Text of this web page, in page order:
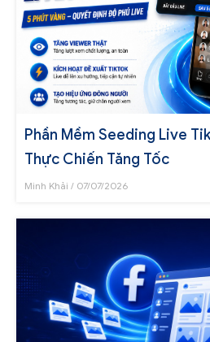
Phần Mềm Seeding Live
Thực Chiến Tăng Tốc
Minh Khải 07/07/2026